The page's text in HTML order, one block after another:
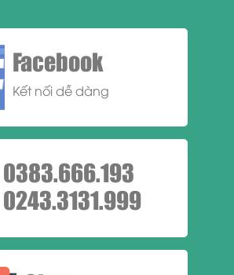
Facebook
Kết nối dễ dàng
0383.666.193
0243.3131.999